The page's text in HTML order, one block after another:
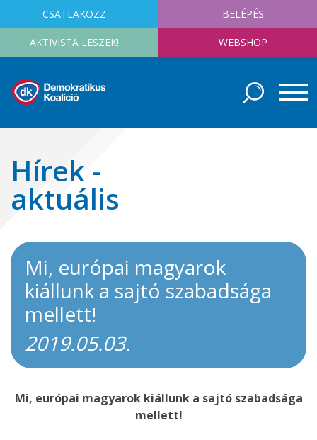
CSATLAKOZZ BELÉPÉS
AKTIVISTA LESZEK! WEBSHOP
Hírek -
aktuális
Mi, európai magyarok
kiállunk a sajtó szabadsága
mellett!
2019.05.03.
Mi, európai magyarok kiállunk a sajtó szabadsága
mellett!